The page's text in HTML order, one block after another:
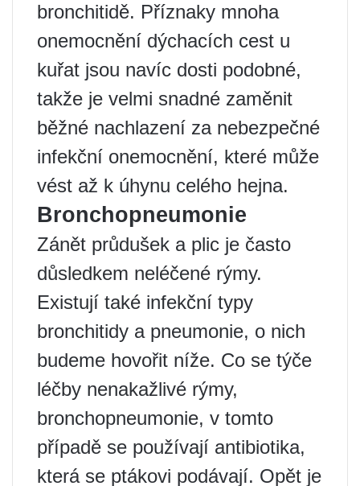
bronchitidě. Příznaky mnoha
onemocnění dýchacích cest u
kuřat jsou navíc dosti podobné,
takže je velmi snadné zaměnit
běžné nachlazení za nebezpečné
infekční onemocnění, které může
vést až k úhynu celého hejna.
Bronchopneumonie
Zánět průdušek a plic je často
důsledkem neléčené rýmy.
Existují také infekční typy
bronchitidy a pneumonie, o nich
budeme hovořit níže. Co se týče
léčby nenakažlivé rýmy,
bronchopneumonie, v tomto
případě se používají antibiotika,
která se ptákovi podávají. Opět je